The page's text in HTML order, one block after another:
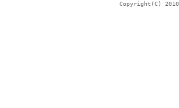
Copyright(C)